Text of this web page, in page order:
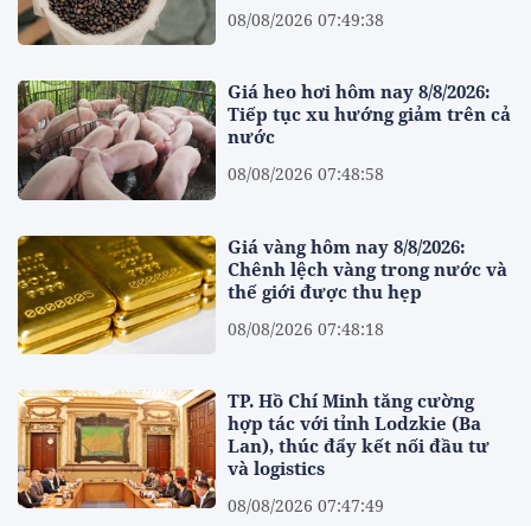
08/08/2026 07:49:38
Giá heo hơi hôm nay 8/8/2026:
Tiếp tục xu hướng giảm trên cả
nước
08/08/2026 07:48:58
Giá vàng hôm nay 8/8/2026:
Chênh lệch vàng trong nước và
thế giới được thu hẹp
08/08/2026 07:48:18
TP. Hồ Chí Minh tăng cường
hợp tác với tỉnh Lodzkie (Ba
Lan), thúc đẩy kết nối đầu tư
và logistics
08/08/2026 07:47:49